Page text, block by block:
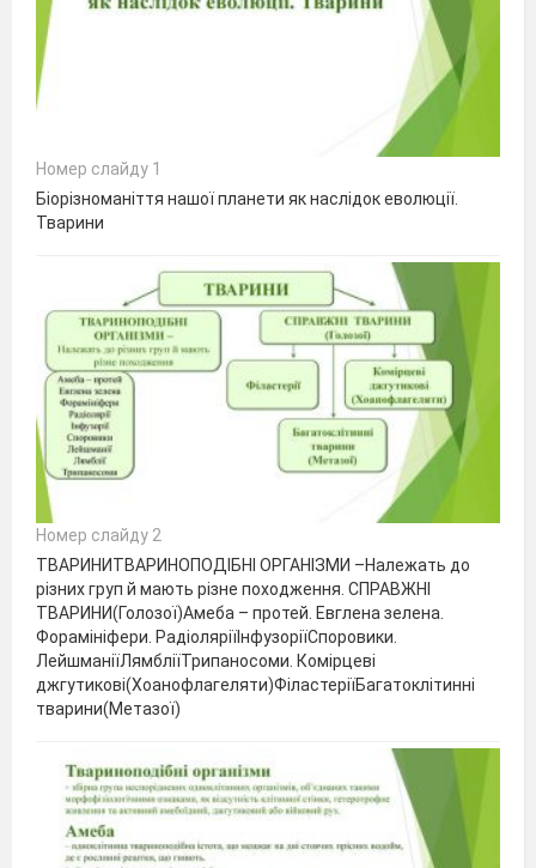
Номер слайду 1
Біорізноманіття нашої планети як наслідок еволюції.
Тварини
Номер слайду 2
ТВАРИНИТВАРИНОПОДІБНІ ОРГАНІЗМИ –Належать до
різних груп й мають різне походження. СПРАВЖНІ
ТВАРИНИ(Голозої)Амеба – протей. Евглена зелена.
Форамініфери. РадіоляріїІнфузоріїСпоровики.
ЛейшманіїЛямбліїТрипаносоми. Комірцеві
джгутикові(Хоанофлагеляти)ФіластеріїБагатоклітинні
тварини(Метазої)